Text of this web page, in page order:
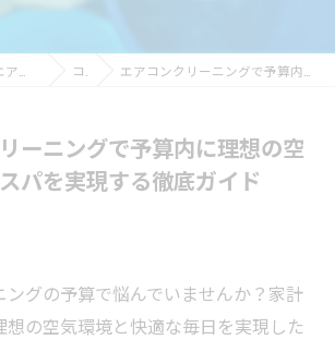
コラム エアコンクリーニングで予算内に理想の空気環境とコスパを実現する徹底ガイド
ーニングで予算内に理想の空
パを実現する徹底ガイド
ングの予算で悩んでいませんか？家計
想の空気環境と快適な毎日を実現した